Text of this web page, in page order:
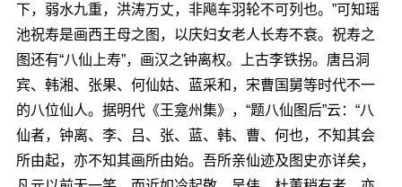
下，弱水九重，洪涛万丈，非飚车羽轮不可列也。”可知瑶
池祝寿是画西王母之图，以庆妇女老人长寿不衰。祝寿之
图还有“八仙上寿”，画汉之钟离权。上古李铁拐。唐吕洞
宾、韩湘、张果、何仙姑、蓝采和，宋曹国舅等时代不一
的八位仙人。据明代《王龛州集》，“题八仙图后”云：“八
仙者，钟离、李、吕、张、蓝、韩、曹、何也，不知其会
所由起，亦不知其画所由始。吾所亲仙迹及图史亦详矣，